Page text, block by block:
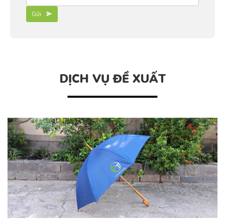
Gửi
DỊCH VỤ ĐỀ XUẤT